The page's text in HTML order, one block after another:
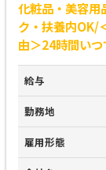
化粧品・美容用
ク・扶養内OK/
由＞24時間い
給与
勤務地
雇用形態